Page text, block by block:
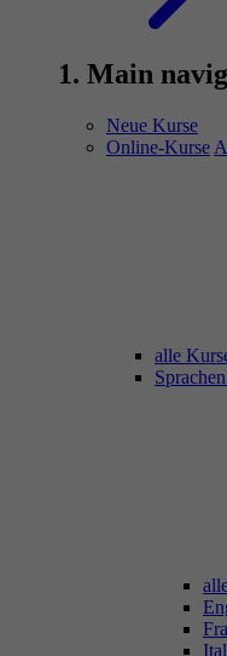
1. Main
Neue Kurse
Online-Kurse
alle